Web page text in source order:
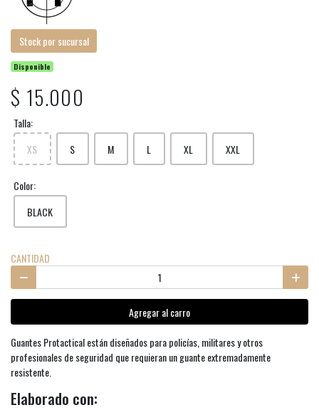
Stock por sucursal
Disponible
$ 15.000
Talla:
XS
S M L XL XXL
Color:
BLACK
CANTIDAD
Agregar al carro
Guantes Protactical están diseñados para policías, militares y otros
profesionales de seguridad que requieran un guante extremadamente
resistente.
Elaborado con: